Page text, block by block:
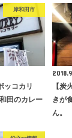
岸和田市
ッコカリ
田のカレー
【炭
きが
ん。